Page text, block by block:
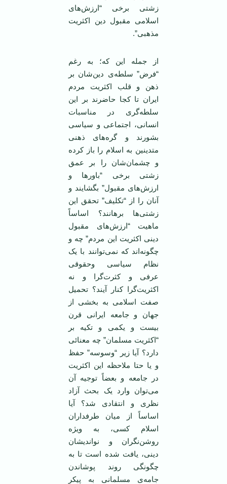
زشتی برخی “ارزش‌های
اسلامی مقبول دین اکثریت
مذهبی”.
از جمله این که؛ به رغم
“فرض” سلطه‌ی دین‌شان بر
ذهن و قلب اکثریت مردم
ایران تا کجا حاضرند بر این
سلطه‌گری در مناسبات
انسانی، اجتماعی و سیاسی
بشورند و گره‌های ذهنی
متدینین به اسلام را باز کرده
و چشمان‌شان را بر عمق
زشتی برخی “باورها و
ارزش‌های مقبول” بگشایند و
آنان را از “تکلیف” تحقق این
زشتی‌ها برهانند؟ اساساً
ماهیت “ارزش‌های مقبول
دینی اکثریت این مردم” چه و
چگونه‌اند که نمی‌توانند با یک
نظام سیاسی وحقوقی
عرفی و کثرت‌گرا و نه
اکثریت‌گرا کنار آیند؟ تحمیل
صفت اسلامی به بخشی از
جهان و جامعه‌ ایرانی قرن
بیست و یکمی و تکیه بر
“اکثریت مسلمان” چه معنائی
دارد؟ آیا زیر “وسوسه” حفظ
و یا حتا ملاحظه این اکثریت
در جامعه و بعضاً توجیه آن
می‌توان وارد یک بحث آزاد
نظری و انتقادی شد؟ آیا
اساساً از میان طرفداران
اسلام کسی، به ویژه
روشن‌نگران و نواندیشان
دینی، یافت شده است تا به
چگونگی روند پوشاندن
جامه‌ی مسلمانی به پیکر